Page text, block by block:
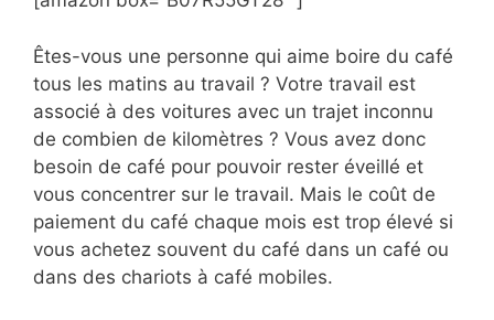
Êtes-vous une personne qui aime boire du café
tous les matins au travail ? Votre travail est
associé à des voitures avec un trajet inconnu
de combien de kilomètres ? Vous avez donc
besoin de café pour pouvoir rester éveillé et
vous concentrer sur le travail. Mais le coût de
paiement du café chaque mois est trop élevé si
vous achetez souvent du café dans un café ou
dans des chariots à café mobiles.